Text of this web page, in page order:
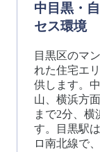
中目黒・
セス環境
目黒区のマ
れた住宅エ
供します。
山、横浜方
まで2分、横
す。目黒駅
ロ南北線で